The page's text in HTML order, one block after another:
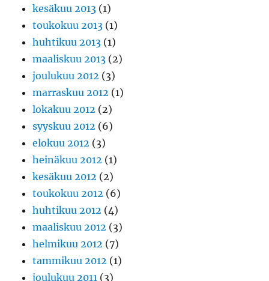
kesäkuu 2013 (1)
toukokuu 2013 (1)
huhtikuu 2013 (1)
maaliskuu 2013 (2)
joulukuu 2012 (3)
marraskuu 2012 (1)
lokakuu 2012 (2)
syyskuu 2012 (6)
elokuu 2012 (3)
heinäkuu 2012 (1)
kesäkuu 2012 (2)
toukokuu 2012 (6)
huhtikuu 2012 (4)
maaliskuu 2012 (3)
helmikuu 2012 (7)
tammikuu 2012 (1)
joulukuu 2011 (3)